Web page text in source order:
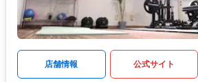
店舗情報 公式サイト